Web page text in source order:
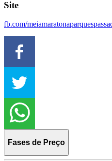
Site
fb.com/
Fases de Preço